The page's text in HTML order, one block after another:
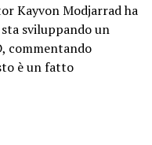
Kayvon Modjarrad ha
sviluppando un
commentando
è un fatto